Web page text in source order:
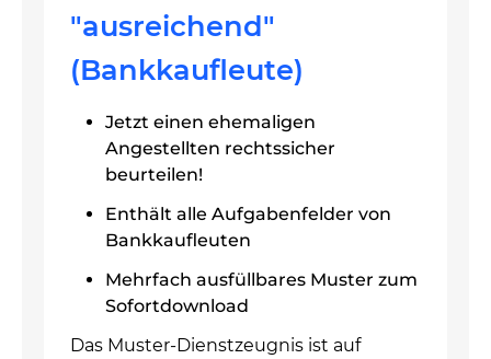
"ausreichend"
(Bankkaufleute)
Jetzt einen ehemaligen
Angestellten rechtssicher
beurteilen!
Enthält alle Aufgabenfelder von
Bankkaufleuten
Mehrfach ausfüllbares Muster zum
Sofortdownload
Das Muster-Dienstzeugnis ist auf